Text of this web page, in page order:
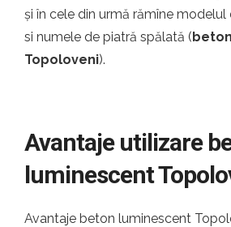
și în cele din urmă rămîne modelul
si numele de piatră spălată (
Topoloveni).
Avantaje utilizare
luminescent
Avantaje beton luminescent